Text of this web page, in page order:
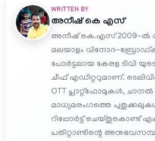
WRITTEN BY
അനീഷ്‌ കെ എസ്
അനീഷ് കെ.എസ് 2009-ൽ
മലയാളം വിനോദ-
പോർട്ടലായ കേരള ടിവി
ചീഫ് എഡിറ്ററുമാണ്.
OTT പ്ലാറ്റ്‌ഫോമുകൾ,
മാധ്യമരംഗത്തെ
റിപ്പോർട്ട് ചെയ്തുകൊണ്ട്
പതിറ്റാണ്ടിന്റെ